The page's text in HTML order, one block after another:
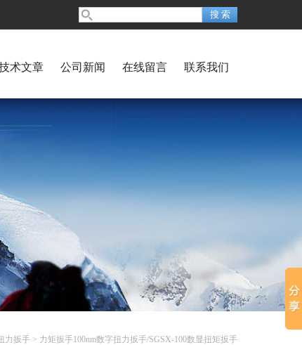
术文章 公司新闻 在线留言 联系我们
力扳手 > 力矩扳手100nm数字扭力扳手/SGSX-100数显扭矩扳手